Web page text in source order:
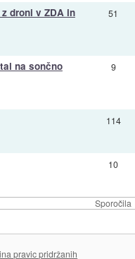
Sporočila
droni v ZDA in 51
na sončno 9
114
10
pravic pridržanih